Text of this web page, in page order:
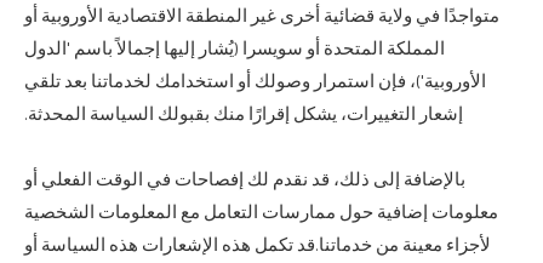
متواجدًا في ولاية قضائية أخرى غير المنطقة الاقتصادية الأوروبية أو
المملكة المتحدة أو سويسرا (يُشار إليها إجمالاً باسم 'الدول
الأوروبية')، فإن استمرار وصولك أو استخدامك لخدماتنا بعد تلقي
إشعار التغييرات، يشكل إقرارًا منك بقبولك السياسة المحدثة.
بالإضافة إلى ذلك، قد نقدم لك إفصاحات في الوقت الفعلي أو
معلومات إضافية حول ممارسات التعامل مع المعلومات الشخصية
لأجزاء معينة من خدماتنا.قد تكمل هذه الإشعارات هذه السياسة أو